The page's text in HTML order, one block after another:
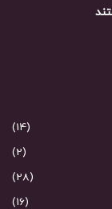
(14)
(2)
(28)
(16)